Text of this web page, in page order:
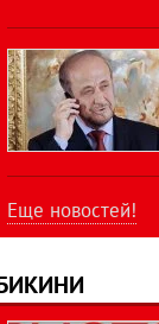
Еще новостей!